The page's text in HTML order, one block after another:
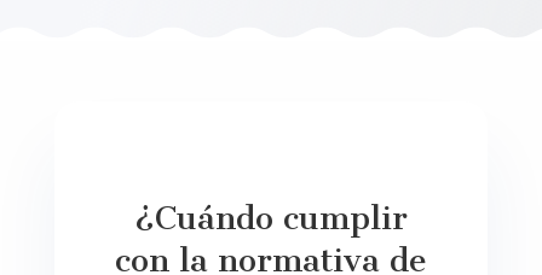
¿Cuándo cumplir
con la normativa de